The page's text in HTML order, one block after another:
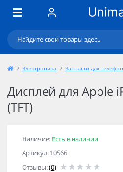
Электроника Запчасти для
Дисплей для Apple
(TFT)
Наличие: Есть в наличии
Артикул: 10566
Отзывы:(0)